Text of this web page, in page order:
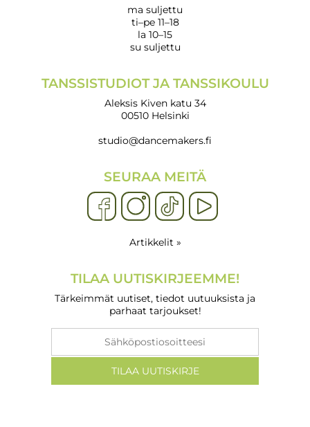
ma suljettu
ti–pe 11–18
la 10–15
su suljettu
TANSSISTUDIOT JA TANSSIKOULU
Aleksis Kiven katu 34
00510 Helsinki
studio@dancemakers.fi
SEURAA MEITÄ
Artikkelit »
TILAA UUTISKIRJEEMME!
Tärkeimmät uutiset, tiedot uutuuksista ja
parhaat tarjoukset!